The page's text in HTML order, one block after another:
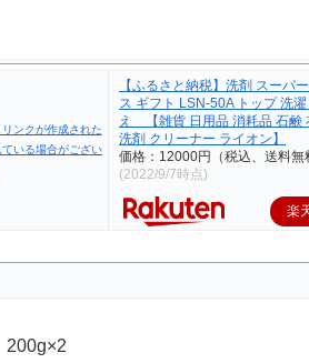
【ふるさと納税】洗剤 スーパ
ス ギフト LSN-50A トップ 洗
え 【雑貨 日用品 消耗品 石鹸
洗剤 クリーナー ライオン】
価格：12000円（税込、送料無
(2022/9/7時点)
楽